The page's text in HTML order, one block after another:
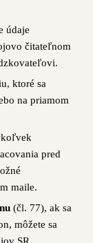
údaje
čitateľnom
ktoré sa
na priamom
pred
maile.
(čl. 77), ak sa
môžete sa